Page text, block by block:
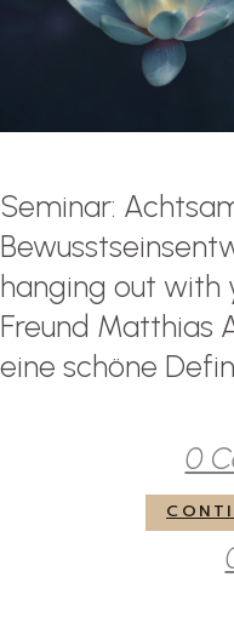
Seminar:
hanging out with
Freund Matthias
eine schöne
0